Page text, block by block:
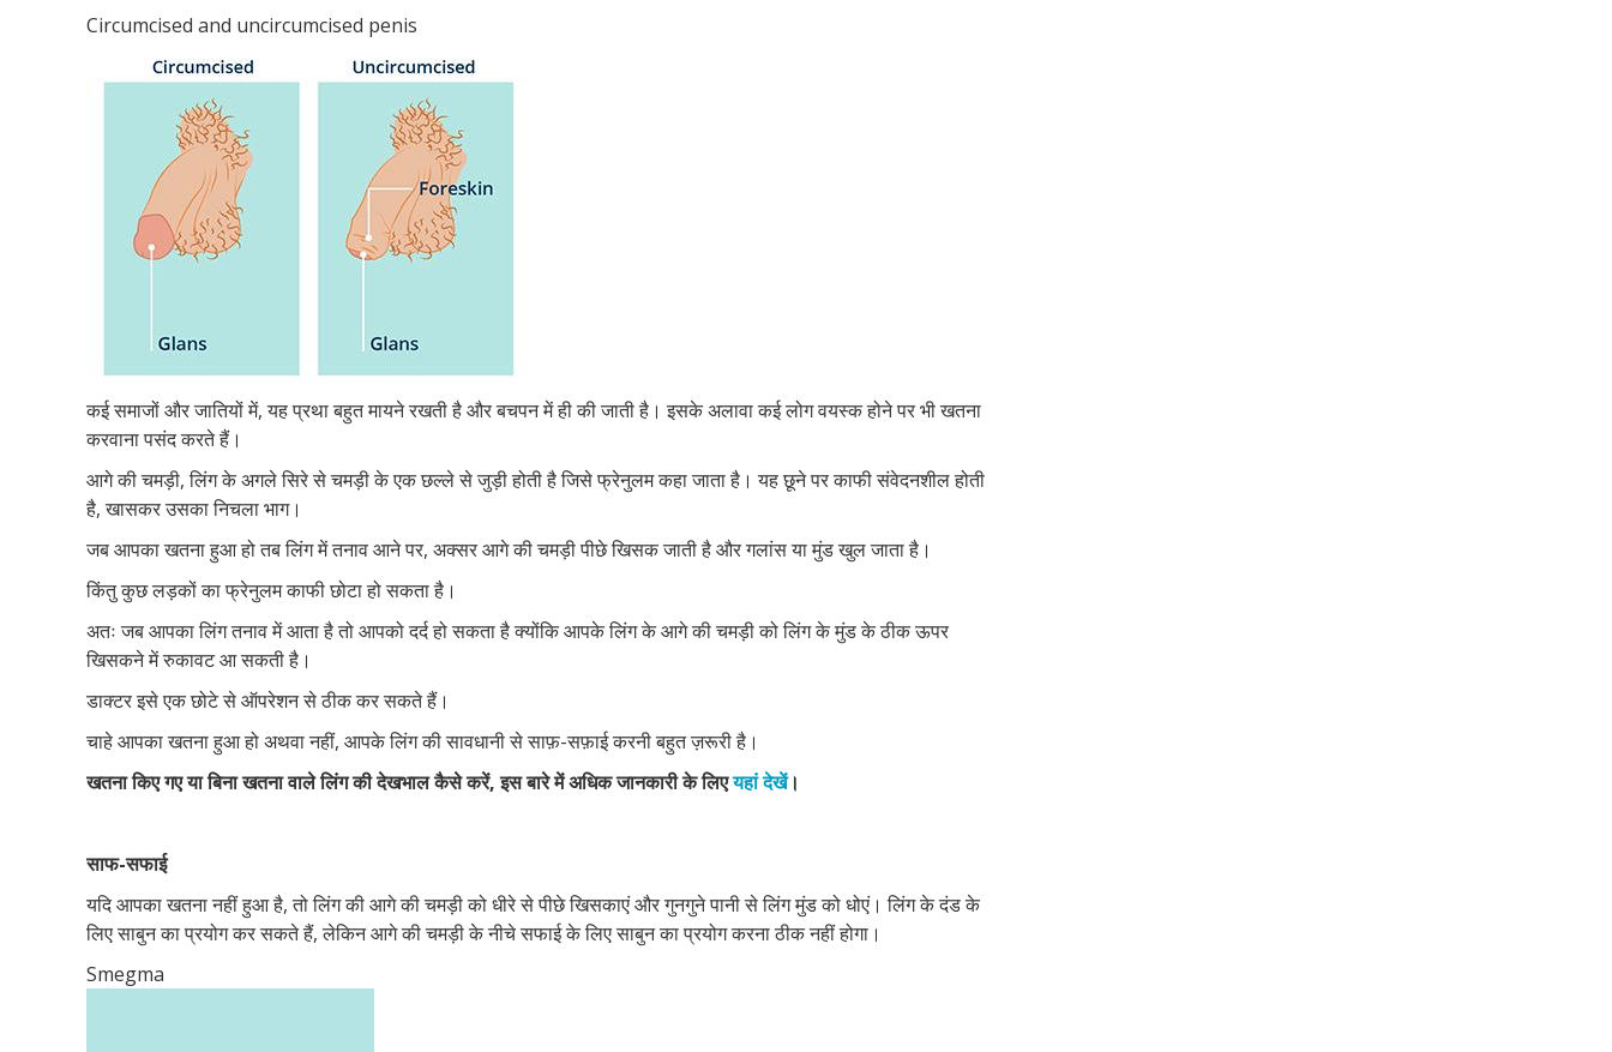
Circumcised and uncircumcised penis
कई समाजों और जातियों में, यह प्रथा बहुत मायने रखती है और बचपन में ही की जाती है। इसके अलावा कई लोग वयस्क होने पर भी खतना
करवाना पसंद करते हैं।
आगे की चमड़ी, लिंग के अगले सिरे से चमड़ी के एक छल्ले से जुड़ी होती है जिसे फ्रेनुलम कहा जाता है। यह छूने पर काफी संवेदनशील होती
है, खासकर उसका निचला भाग।
जब आपका खतना हुआ हो तब लिंग में तनाव आने पर, अक्सर आगे की चमड़ी पीछे खिसक जाती है और गलांस या मुंड खुल जाता है।
किंतु कुछ लड़कों का फ्रेनुलम काफी छोटा हो सकता है।
अतः जब आपका लिंग तनाव में आता है तो आपको दर्द हो सकता है क्योंकि आपके लिंग के आगे की चमड़ी को लिंग के मुंड के ठीक ऊपर
खिसकने में रुकावट आ सकती है।
डाक्टर इसे एक छोटे से ऑपरेशन से ठीक कर सकते हैं।
चाहे आपका खतना हुआ हो अथवा नहीं, आपके लिंग की सावधानी से साफ़-सफ़ाई करनी बहुत ज़रूरी है।
खतना किए गए या बिना खतना वाले लिंग की देखभाल कैसे करें, इस बारे में अधिक जानकारी के लिएयहां देखें।
साफ-सफाई
यदि आपका खतना नहीं हुआ है, तो लिंग की आगे की चमड़ी को धीरे से पीछे खिसकाएं और गुनगुने पानी से लिंग मुंड को धोएं। लिंग के दंड के
लिए साबुन का प्रयोग कर सकते हैं, लेकिन आगे की चमड़ी के नीचे सफाई के लिए साबुन का प्रयोग करना ठीक नहीं होगा।
Smegma